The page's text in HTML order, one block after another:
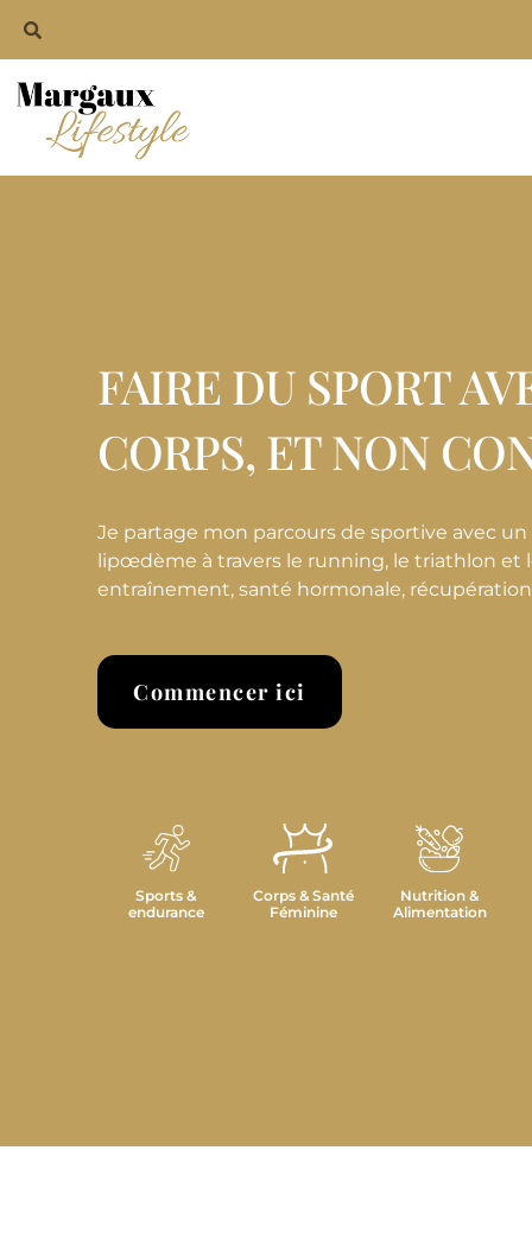
FAIRE DU SPORT
CORPS, ET NON
Je partage mon parcours de sportive avec un
lipœdème à travers le running, le triathlon et
entraînement, santé hormonale,
Commencer ici
Sports &
endurance
Corps & Santé
Féminine
Nutrition &
Alimentation